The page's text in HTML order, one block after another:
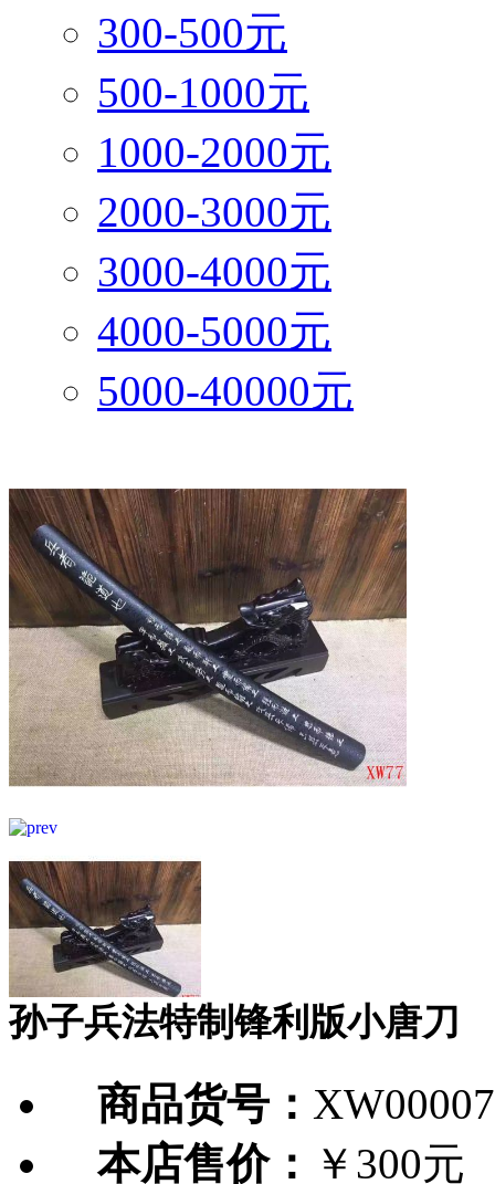
300-500元
500-1000元
1000-2000元
2000-3000元
3000-4000元
4000-5000元
5000-40000元
孙子兵法特制锋利版小唐刀
商品货号：
本店售价： ￥300元